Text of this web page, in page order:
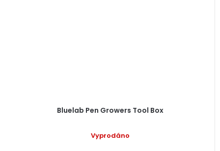
Bluelab Pen Growers Tool Box
Vyprodáno